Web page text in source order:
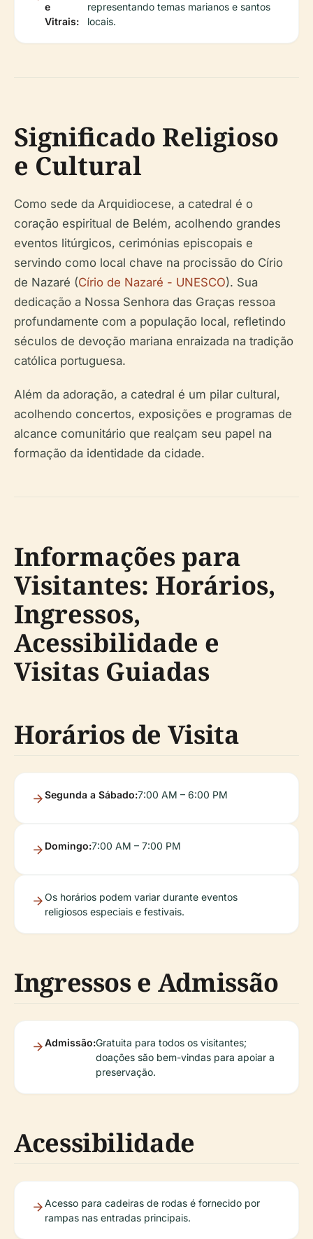
e
Vitrais:
representando temas marianos e santos
locais.
Significado Religioso
e Cultural
Como sede da Arquidiocese, a catedral é o
coração espiritual de Belém, acolhendo grandes
eventos litúrgicos, cerimónias episcopais e
servindo como local chave na procissão do Círio
de Nazaré (Círio de Nazaré - UNESCO). Sua
dedicação a Nossa Senhora das Graças ressoa
profundamente com a população local, refletindo
séculos de devoção mariana enraizada na tradição
católica portuguesa.
Além da adoração, a catedral é um pilar cultural,
acolhendo concertos, exposições e programas de
alcance comunitário que realçam seu papel na
formação da identidade da cidade.
Informações para
Visitantes: Horários,
Ingressos,
Acessibilidade e
Visitas Guiadas
Horários de Visita
Segunda a Sábado:7:00 AM – 6:00 PM
Domingo:7:00 AM – 7:00 PM
Os horários podem variar durante eventos
religiosos especiais e festivais.
Ingressos e Admissão
Admissão:Gratuita para todos os visitantes;
doações são bem-vindas para apoiar a
preservação.
Acessibilidade
Acesso para cadeiras de rodas é fornecido por
rampas nas entradas principais.